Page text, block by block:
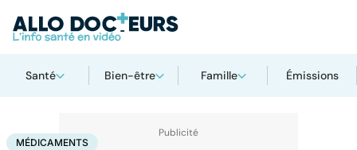
Santé Bien-être Famille Émissions
AccueilSantéMédicaments Médicaments
MÉDICAMENTS